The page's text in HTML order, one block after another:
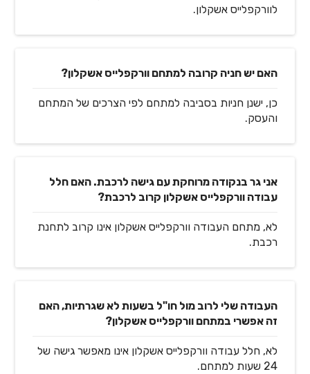
לוורקפלייס אשקלון.
האם יש חניה קרובה למתחם וורקפלייס אשקלון?
כן, ישנן חניות בסביבה למתחם לפי הצרכים של המתחם
והעסק.
אני גר בנקודה מרוחקת עם גישה לרכבת. האם חלל
עבודה וורקפלייס אשקלון קרוב לרכבת?
לא, מתחם העבודה וורקפלייס אשקלון אינו קרוב לתחנת
רכבת.
העבודה שלי לרוב מול חו"ל בשעות לא שגרתיות, האם
זה אפשרי במתחם וורקפלייס אשקלון?
לא, חלל עבודה וורקפלייס אשקלון אינו מאפשר גישה של
24 שעות למתחם.